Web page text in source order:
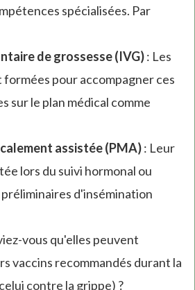
spécialisées. Par
de grossesse (IVG): Les
formées pour accompagner ces
sur le plan médical comme
assistée (PMA): Leur
lors du suivi hormonal ou
d'insémination
vous qu'elles peuvent
vaccins recommandés durant la
contre la grippe) ?